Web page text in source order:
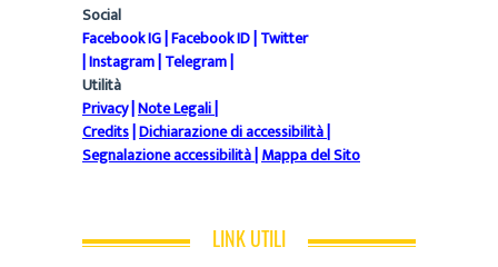
Social
Facebook IG|Facebook ID|Twitter
|Instagram|Telegram|
Utilità
Privacy|Note Legali|
Credits|Dichiarazione di accessibilità|
Segnalazione accessibilità|Mappa del Sito
LINK UTILI